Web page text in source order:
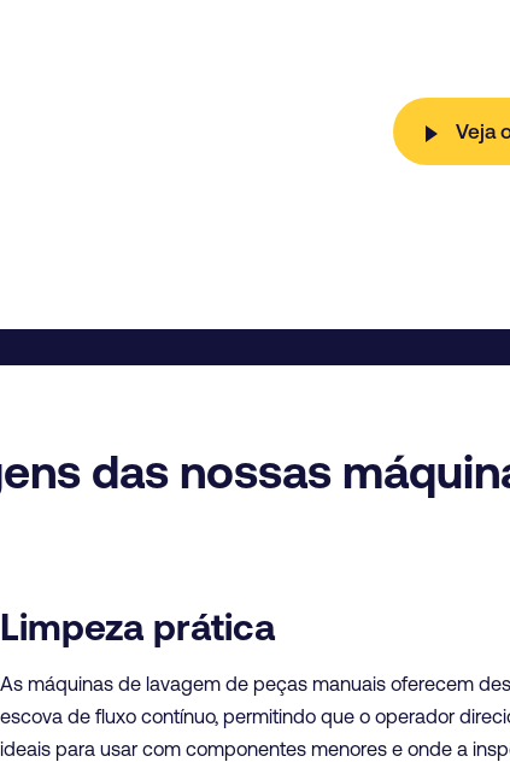
Veja
das nossas
Limpeza prática
As máquinas de lavagem de peças manuais oferecem
escova de fluxo contínuo, permitindo que o operador
ideais para usar com componentes menores e onde a